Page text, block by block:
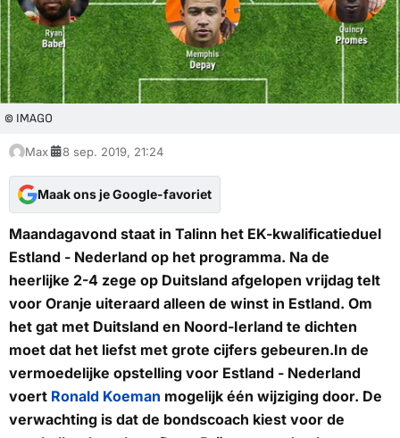
© IMAGO
Max 8 sep. 2019, 21:24
Maak ons je Google-favoriet
Maandagavond staat in Talinn het EK-kwalificatieduel
Estland - Nederland op het programma. Na de
heerlijke 2-4 zege op Duitsland afgelopen vrijdag telt
voor Oranje uiteraard alleen de winst in Estland. Om
het gat met Duitsland en Noord-Ierland te dichten
moet dat het liefst met grote cijfers gebeuren.In de
vermoedelijke opstelling voor Estland - Nederland
voert Ronald Koeman mogelijk één wijziging door. De
verwachting is dat de bondscoach kiest voor de